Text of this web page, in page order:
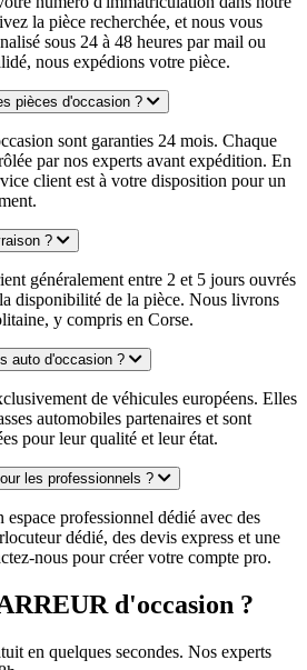
la pièce recherchée, et nous vous
sous 24 à 48 heures par mail ou
nous expédions votre pièce.
pièces d'occasion ?
sont garanties 24 mois. Chaque
par nos experts avant expédition. En
client est à votre disposition pour un
?
généralement entre 2 et 5 jours ouvrés
disponibilité de la pièce. Nous livrons
y compris en Corse.
auto d'occasion ?
de véhicules européens. Elles
automobiles partenaires et sont
pour leur qualité et leur état.
les professionnels ?
professionnel dédié avec des
dédié, des devis express et une
nous pour créer votre compte pro.
d'occasion ?
en quelques secondes. Nos experts